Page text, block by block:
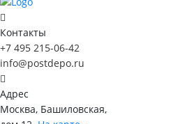
Контакты
+7 495 215-06-42
info@postdepo.ru
Адрес
Москва, Башиловская,